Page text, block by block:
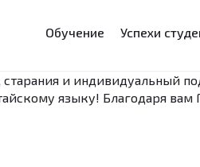
Обучение Успехи
и индивидуальный
языку! Благодаря вам